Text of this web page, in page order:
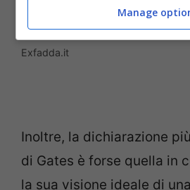
Exfadda.it
Inoltre, la dichiarazione
di Gates è forse quella in
la sua visione ideale di
Manage